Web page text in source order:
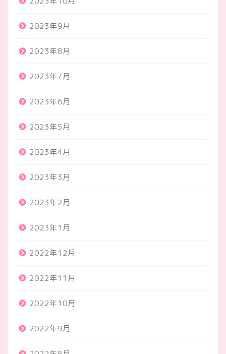
2023年9月
2023年8月
2023年7月
2023年6月
2023年5月
2023年4月
2023年3月
2023年2月
2023年1月
2022年12月
2022年11月
2022年10月
2022年9月